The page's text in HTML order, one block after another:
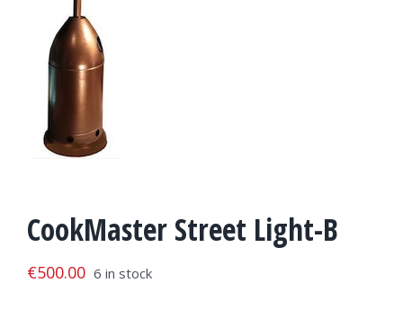
CookMaster Street Light-B
€500.00 6 in stock